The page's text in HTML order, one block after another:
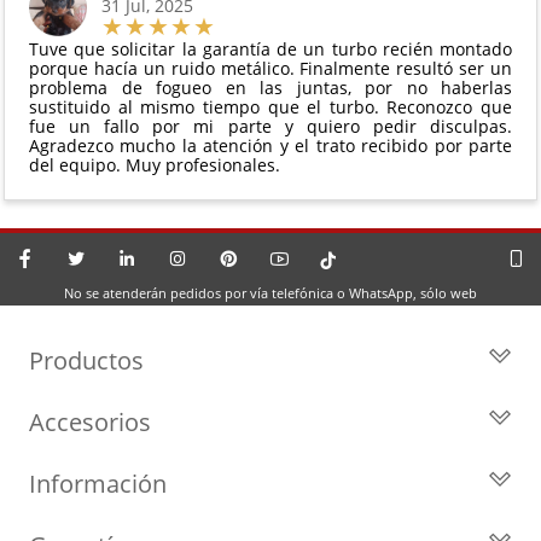
31 Jul, 2025
Tuve que solicitar la garantía de un turbo recién montado
porque hacía un ruido metálico. Finalmente resultó ser un
problema de fogueo en las juntas, por no haberlas
sustituido al mismo tiempo que el turbo. Reconozco que
fue un fallo por mi parte y quiero pedir disculpas.
Agradezco mucho la atención y el trato recibido por parte
del equipo. Muy profesionales.
No se atenderán pedidos por vía telefónica o WhatsApp, sólo web
Productos
Turbos por Marca
Cartuchos
Accesorios
Geometrías
Información